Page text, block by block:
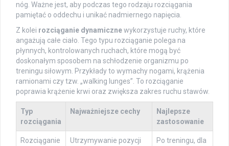
nóg. Ważne jest, aby podczas tego rodzaju rozciągania
pamiętać o oddechu i unikać nadmiernego napięcia.
Z kolei rozciąganie dynamicznewykorzystuje ruchy, które
angażują całe ciało. Tego typu rozciąganie polega na
płynnych, kontrolowanych ruchach, które mogą być
doskonałym sposobem na schłodzenie organizmu po
treningu siłowym. Przykłady to wymachy nogami, krążenia
ramionami czy tzw. „walking lunges”. To rozciąganie
poprawia krążenie krwi oraz zwiększa zakres ruchu stawów.
Typ
rozciągania
Najważniejsze cechy
Najlepsze
zastosowanie
Rozciąganie
Utrzymywanie pozycji
Po treningu, dla